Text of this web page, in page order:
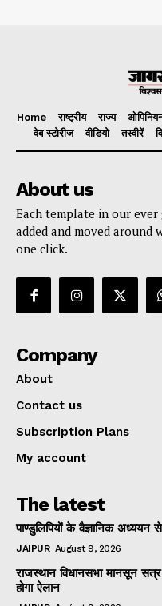
Home राष्ट्रीय राज्य
वेब स्टोरीज
वीडियो तस्वीरें
About us
Each template in our
added and moved
one click.
Company
About
Contact us
Subscription Plans
My account
The latest
पाण्डुलिपियों के वैज्ञानिक
JAIPUR August 9, 2026
राजस्थान विधानसभा मानसून सत्र:
होगा ऐलान